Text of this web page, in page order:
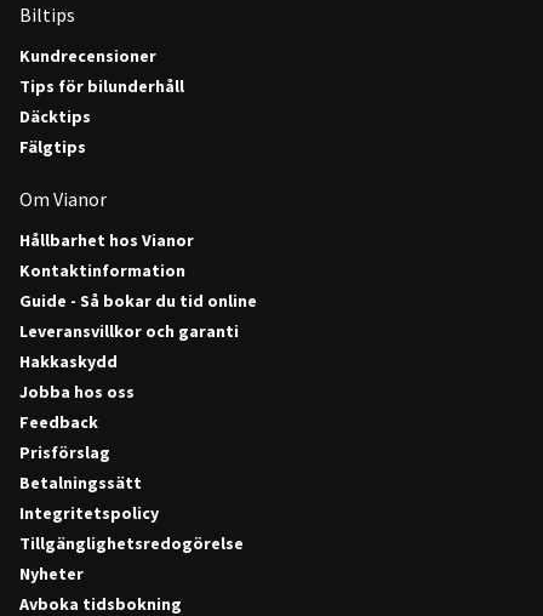
Biltips
Kundrecensioner
Tips för bilunderhåll
Däcktips
Fälgtips
Om Vianor
Hållbarhet hos Vianor
Kontaktinformation
Guide - Så bokar du tid online
Leveransvillkor och garanti
Hakkaskydd
Jobba hos oss
Feedback
Prisförslag
Betalningssätt
Integritetspolicy
Tillgänglighetsredogörelse
Nyheter
Avboka tidsbokning